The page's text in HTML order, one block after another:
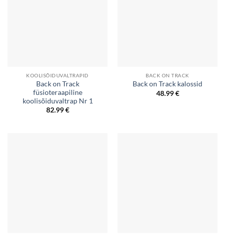
KOOLISÕIDUVALTRAPID
Back on Track
füsioteraapiline
koolisõiduvaltrap Nr 1
82.99€
BACK ON TRACK
Back on Track kalossid
48.99€